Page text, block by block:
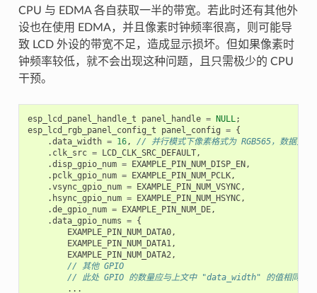
CPU 与 EDMA 各自获取一半的带宽。若此时还有其他外
设也在使用 EDMA，并且像素时钟频率很高，则可能导
致 LCD 外设的带宽不足，造成显示损坏。但如果像素时
钟频率较低，就不会出现这种问题，且只需极少的 CPU
干预。
esp_lcd_panel_handle_t panel_handle = NULL;
esp_lcd_rgb_panel_config_t
panel_config = {
.data_width = 16,
// 并行模式下像素格式为 RGB565，数据宽
. clk_src = LCD_CLK_SRC_DEFAULT,
.disp_gpio_num = EXAMPLE_PIN_NUM_DISP_EN,
. pclk_gpio_num = EXAMPLE_PIN_NUM_PCLK,
.vsync_gpio_num = EXAMPLE_PIN_NUM_VSYNC,
. hsync_gpio_num = EXAMPLE_PIN_NUM_HSYNC,
.de_gpio_num = EXAMPLE_PIN_NUM_DE,
.data_gpio_nums = {
EXAMPLE_PIN_NUM_DATA0,
EXAMPLE_PIN_NUM_DATA1,
EXAMPLE_PIN_NUM_DATA2,
// 其他 GPIO
// 此处 GPIO 的数量应与上文中 "data_width" 的值相同
...